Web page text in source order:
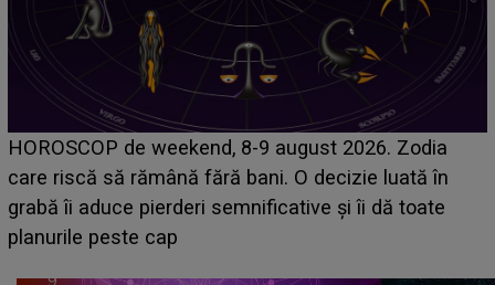
Emanuel a ținut ACEST DETALIU ASCUNS până
acum! În fața Alexandrei, concurentul din Casa Iubirii
face o MĂRTURISIRE NEAȘTEPTATĂ despre mama
sa: "I-am spus și ei în față, eu nu te iubesc pentru